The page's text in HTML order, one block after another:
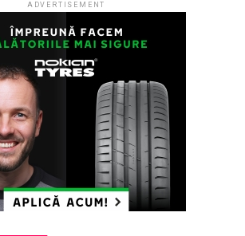
ISU CRISANA RECOMANDAT
continuă în Bihor, chiar dacă sunt
au întrerupt un botez
reținuți, după ce ar fi furat
de lei
ADVERTISEMENT